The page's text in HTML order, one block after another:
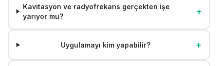
Kavitasyon ve radyofrekans gerçekten işe
yarıyor mu?
+
Uygulamayı kim yapabilir? +